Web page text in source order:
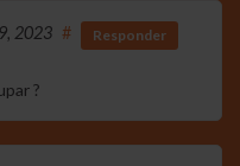
2023 # Responder
?